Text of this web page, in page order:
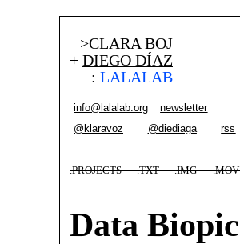
>CLARA BOJ
+ DIEGO DÍAZ
: LALALAB
info@lalalab.org
newsletter
@klaravoz
@diediaga rss
.PROJECTS .TXT .IMG .MOV
Data Biopic